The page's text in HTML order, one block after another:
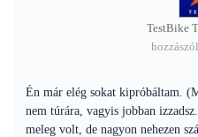
TestBike
Én már elég sokat kipróbáltam.
nem túrára, vagyis jobban
meleg volt, de nagyon nehezen